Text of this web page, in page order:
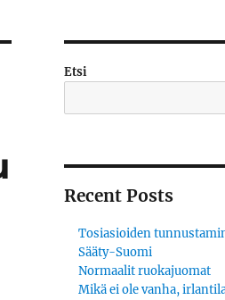
Etsi
Recent Posts
Tosiasioiden
Sääty-Suomi
Normaalit ruokajuomat
Mikä ei ole vanha,